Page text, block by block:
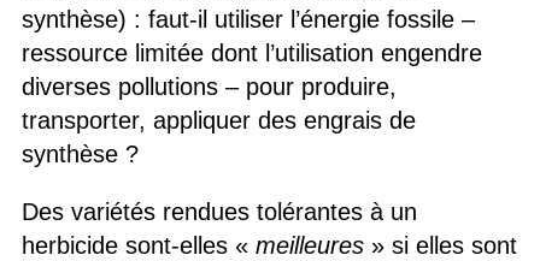
synthèse) : faut-il utiliser l’énergie fossile –
ressource limitée dont l’utilisation engendre
diverses pollutions – pour produire,
transporter, appliquer des engrais de
synthèse ?
Des variétés rendues tolérantes à un
herbicide sont-elles « meilleures» si elles sont